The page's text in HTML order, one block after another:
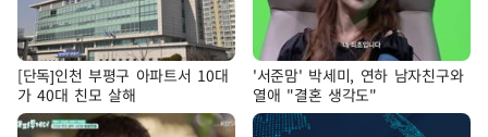
[단독]인천 부평구 아파트서 10대
가 40대 친모 살해
'서준맘' 박세미, 연하 남자친구와
열애 "결혼 생각도"